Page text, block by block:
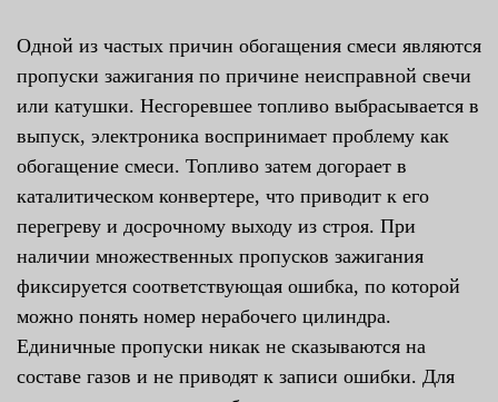
Одной из частых причин обогащения смеси являются
пропуски зажигания по причине неисправной свечи
или катушки. Несгоревшее топливо выбрасывается в
выпуск, электроника воспринимает проблему как
обогащение смеси. Топливо затем догорает в
каталитическом конвертере, что приводит к его
перегреву и досрочному выходу из строя. При
наличии множественных пропусков зажигания
фиксируется соответствующая ошибка, по которой
можно понять номер нерабочего цилиндра.
Единичные пропуски никак не сказываются на
составе газов и не приводят к записи ошибки. Для